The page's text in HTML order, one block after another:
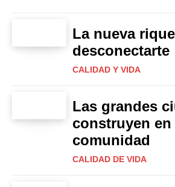
La nueva
desconectarte
CALIDAD Y VIDA
Las grandes
construyen en
comunidad
CALIDAD DE VIDA